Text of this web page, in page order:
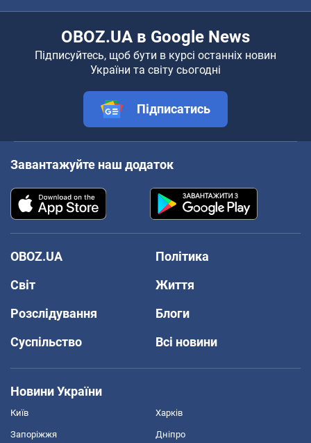
OBOZ.UA в Google News
Підписуйтесь, щоб бути в курсі останніх новин
України та світу сьогодні
Підписатись
Завантажуйте наш додаток
OBOZ.UA
Політика
Світ
Життя
Розслідування
Блоги
Суспільство
Всі новини
Новини України
Київ Харків
Запоріжжя Дніпро